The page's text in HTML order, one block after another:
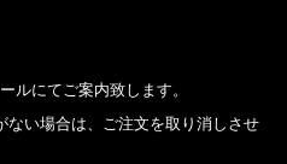
ルにてご案内致します。
い場合は、ご注文を取り消しさせ